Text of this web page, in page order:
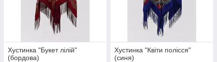
Хустинка "Букет лілій"
(бордова)
Хустинка "Квіти полісся"
(синя)